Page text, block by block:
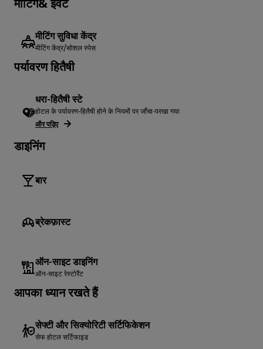
मीटिंग& इवेंट
मीटिंग सुविधा केंद्र
मीटिंग केंद्र/सोशल स्पेस
पर्यावरण हितैषी
धरा-हितैषी स्टे
होटल के पर्यावरण-हितैषी होने के नियमों पर जाँचा-परखा गया
और पढ़िए
डाइनिंग
बार
ब्रेकफ़ास्ट
ऑन-साइट डाइनिंग
ऑन-साइट रेस्टोरैंट
आपका ध्यान रखते हैं
सेफ्टी और सिक्योरिटी सर्टिफिकेशन
सेफ होटल सर्टिफाइड